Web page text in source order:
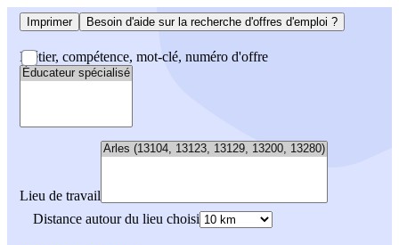
Imprimer Besoin d'aide sur la recherche d'offres d'emploi ?
Métier, compétence, mot-clé, numéro d'offre
Lieu de travail
Distance autour du lieu choisi